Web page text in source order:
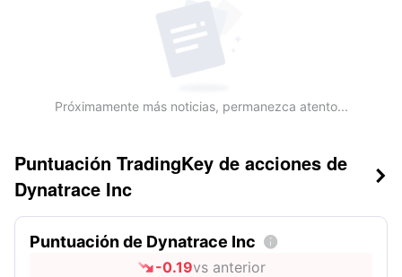
Próximamente más noticias, permanezca atento...
Puntuación TradingKey de acciones de
Dynatrace Inc

Puntuación de Dynatrace Inc 
-0.19vs anterior